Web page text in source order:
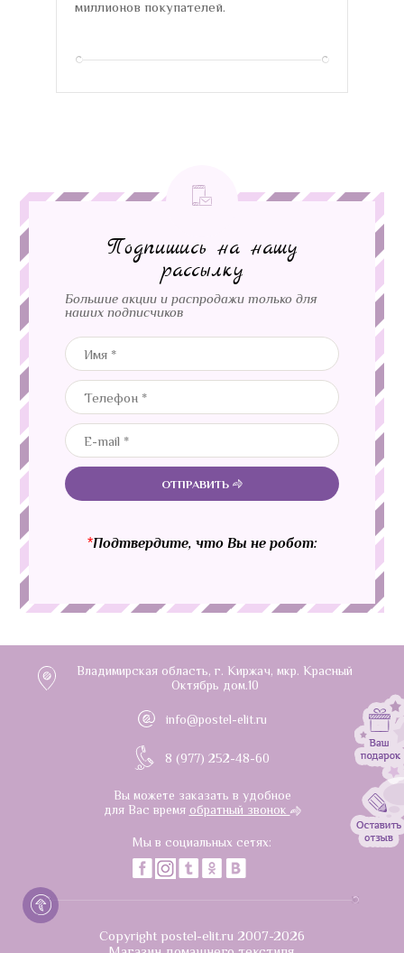
миллионов покупателей.
Подпишись на нашу
рассылку
Большие акции и распродажи только для
наших подписчиков
ОТПРАВИТЬ
*Подтвердите, что Вы не робот:
Владимирская область, г. Киржач, мкр. Красный
Октябрь дом.10
info@postel-elit.ru
8 (977) 252-48-60
Вы можете заказать в удобное
для Вас время обратный звонок
Мы в социальных сетях:
Copyright postel-elit.ru 2007-2026